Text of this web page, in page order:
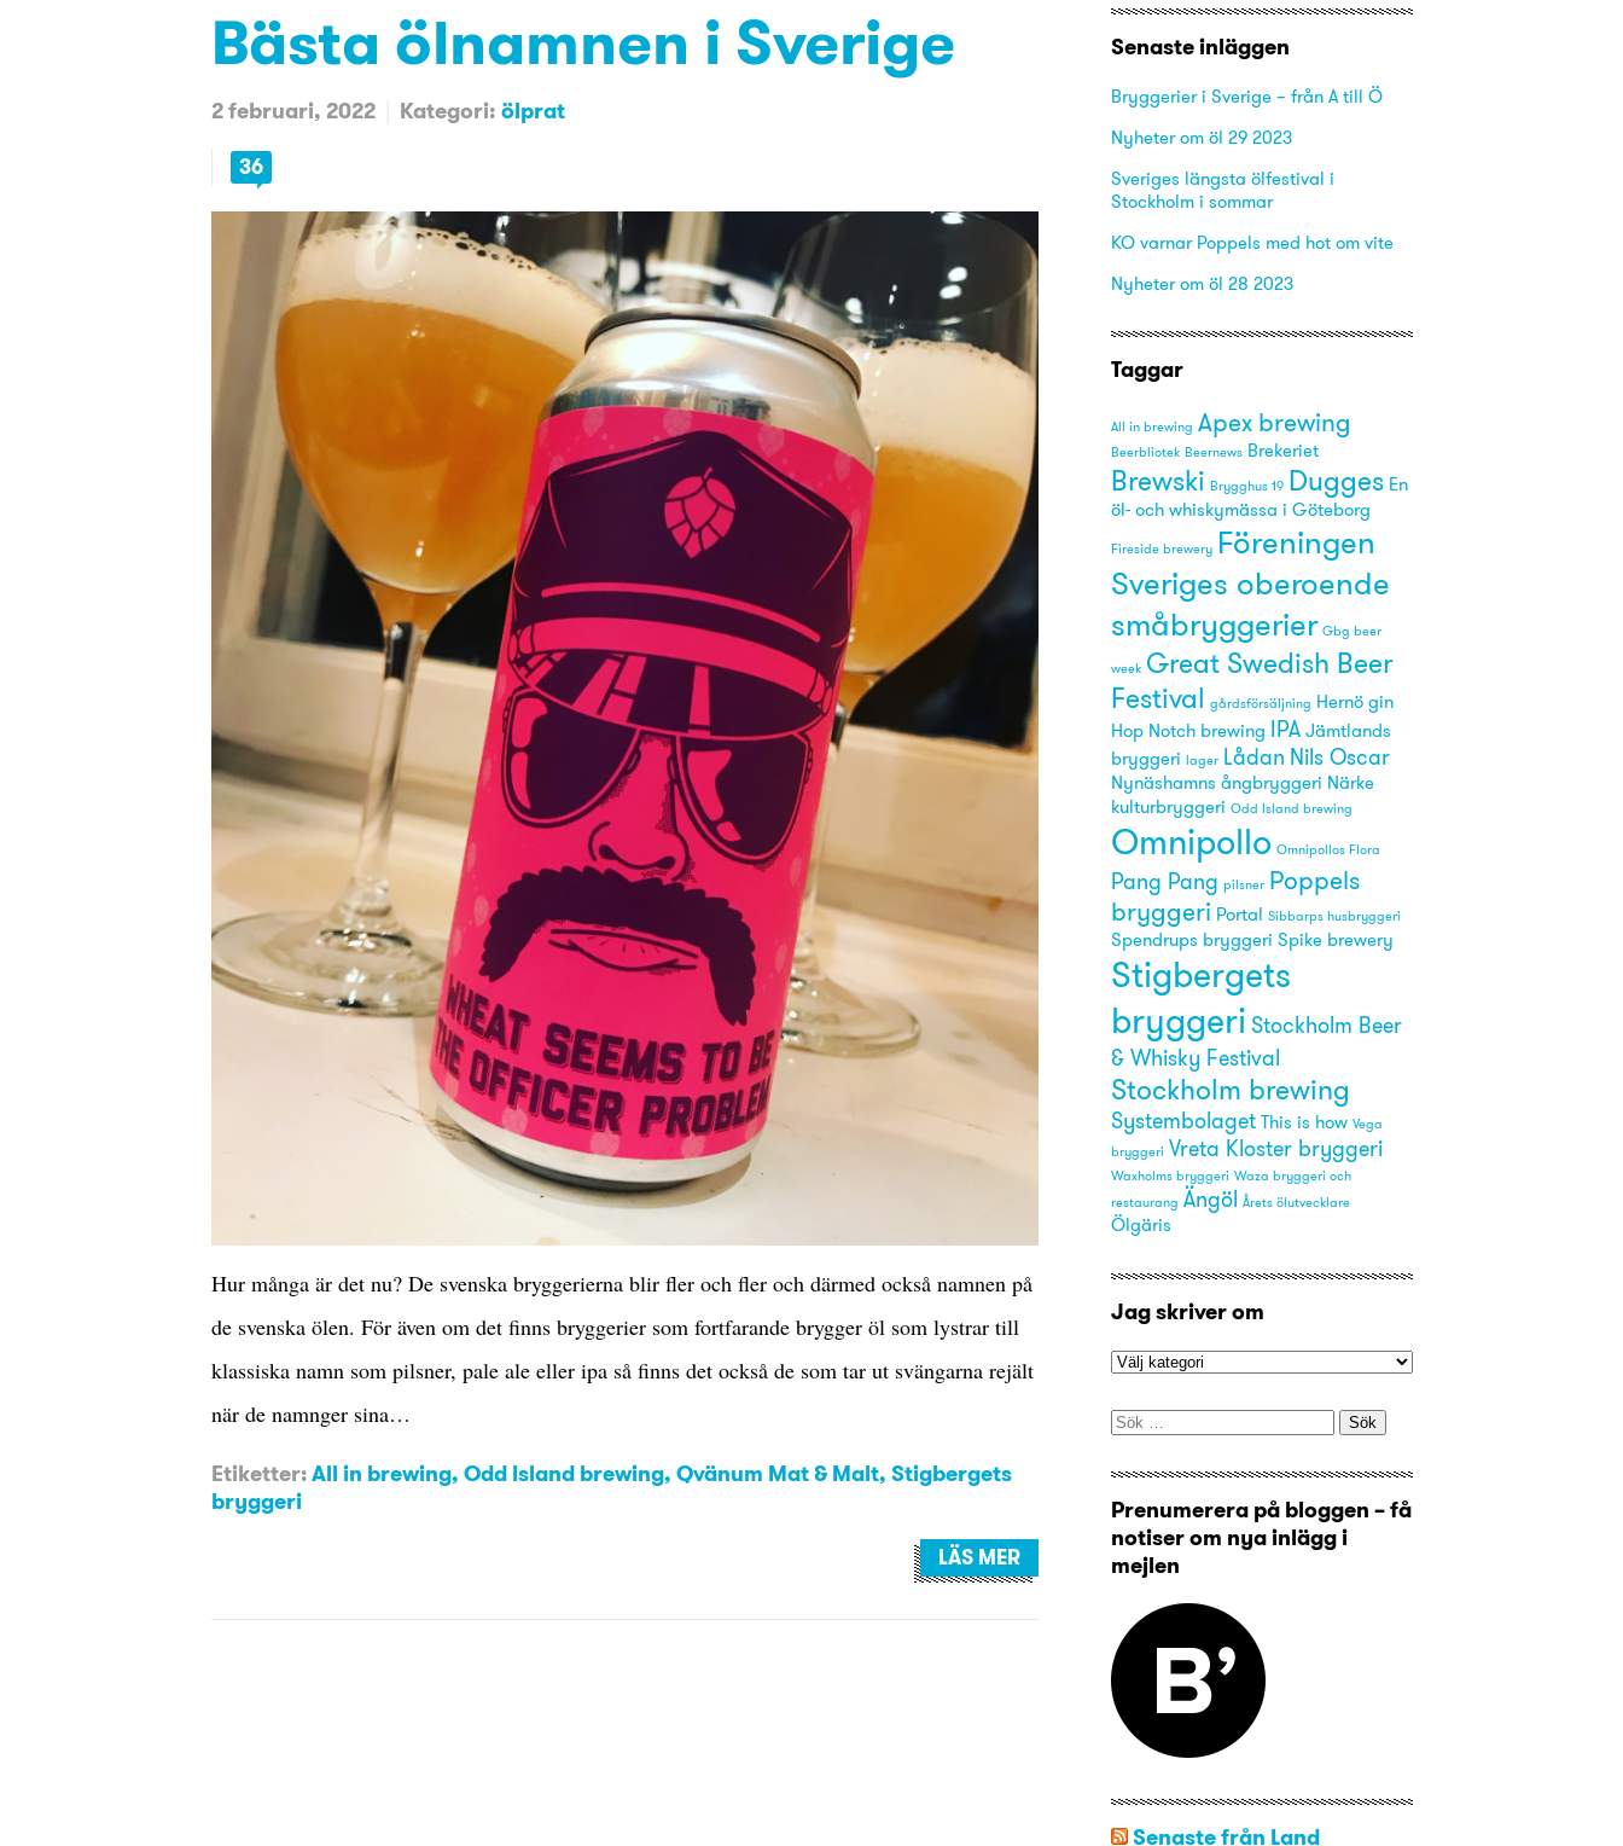
Bästa ölnamnen i Sverige
2 februari, 2022 Kategori: ölprat
36
Hur många är det nu? De svenska bryggerierna blir fler och fler och därmed också namnen på
de svenska ölen. För även om det finns bryggerier som fortfarande brygger öl som lystrar till
klassiska namn som pilsner, pale ale eller ipa så finns det också de som tar ut svängarna rejält
när de namnger sina…
Etiketter:All in brewing, Odd Island brewing, Qvänum Mat & Malt, Stigbergets
bryggeri
LÄS MER
Senaste inläggen
Bryggerier i Sverige – från A till Ö
Nyheter om öl 29 2023
Sveriges längsta ölfestival i
Stockholm i sommar
KO varnar Poppels med hot om vite
Nyheter om öl 28 2023
Taggar
All in brewing Apex brewing
Beerbliotek Beernews Brekeriet
Brewski Brygghus 19 Dugges En
öl- och whiskymässa i Göteborg
Fireside brewery Föreningen
Sveriges oberoende
småbryggerier Gbg beer
week Great Swedish Beer
Festival gårdsförsäljning Hernö gin
Hop Notch brewing IPA Jämtlands
bryggeri lager Lådan Nils Oscar
Nynäshamns ångbryggeri Närke
kulturbryggeri Odd Island brewing
Omnipollo Omnipollos Flora
Pang Pang pilsner Poppels
bryggeri Portal Sibbarps husbryggeri
Spendrups bryggeri Spike brewery
Stigbergets
bryggeri Stockholm Beer
& Whisky Festival
Stockholm brewing
Systembolaget This is how Vega
bryggeri Vreta Kloster bryggeri
Waxholms bryggeri Waza bryggeri och
restaurang Ängöl Årets ölutvecklare
Ölgäris
Jag skriver om
Sök
efter:
Prenumerera på bloggen – få
notiser om nya inlägg i
mejlen
Senaste från Land